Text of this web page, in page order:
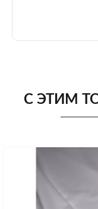
С ЭТИМ